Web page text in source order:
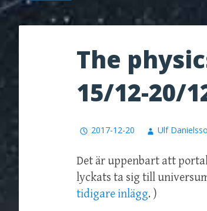
The
15/12-20/
2017-12-20 Ulf
Det är uppenbart att
lyckats ta sig till
tidigare inlägg. )